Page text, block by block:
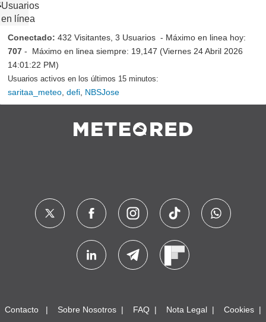
Usuarios
en línea
Conectado: 432 Visitantes, 3 Usuarios - Máximo en linea hoy:
707 - Máximo en linea siempre: 19,147 (Viernes 24 Abril 2026
14:01:22 PM)
Usuarios activos en los últimos 15 minutos:
saritaa_meteo defi NBSJose
Contacto Sobre Nosotros FAQ Nota Legal Cookies